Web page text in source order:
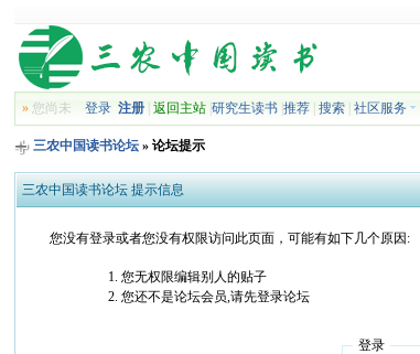
» 您尚未登录 注册 |返回主站 |研究生读书 |推荐 |搜索 |社区服务
三农中国读书论坛 » 论坛提示
三农中国读书论坛 提示信息
您没有登录或者您没有权限访问此页面，可能有如下几个原因:
您无权限编辑别人的贴子
您还不是论坛会员,请先登录论坛
登录